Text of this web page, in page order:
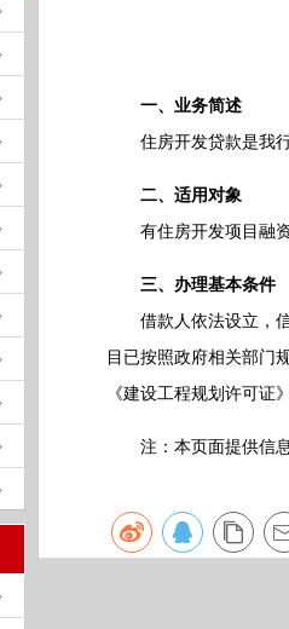
一、业务简述
住房开发贷款是我行
二、适用对象
有住房开发项目融资
三、办理基本条件
借款人依法设立，信
目已按照政府相关部门
《建设工程规划许可证
注：本页面提供信息